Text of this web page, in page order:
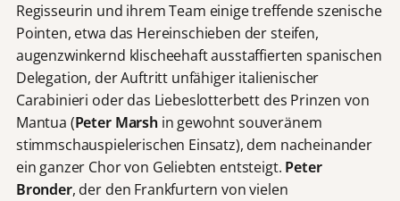
Regisseurin und ihrem Team einige treffende szenische
Pointen, etwa das Hereinschieben der steifen,
augenzwinkernd klischeehaft ausstaffierten spanischen
Delegation, der Auftritt unfähiger italienischer
Carabinieri oder das Liebeslotterbett des Prinzen von
Mantua (Peter Marshin gewohnt souveränem
stimmschauspielerischen Einsatz), dem nacheinander
ein ganzer Chor von Geliebten entsteigt. Peter
Bronder, der den Frankfurtern von vielen